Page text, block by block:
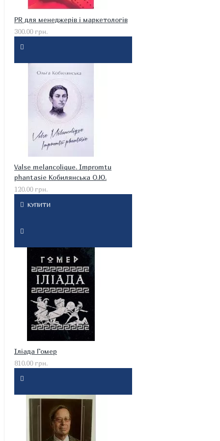
PR для менеджерів і маркетологів
300.00 грн.
Valse melancolique. Impromtu
phantasie Кобилянська О.Ю.
120.00 грн.
КУПИТИ
Іліада Гомер
810.00 грн.